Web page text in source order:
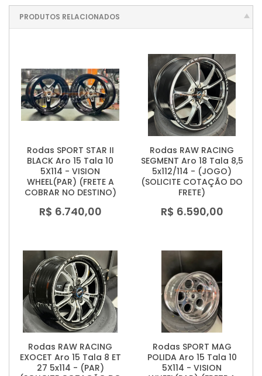
PRODUTOS RELACIONADOS
Rodas SPORT STAR II
BLACK Aro 15 Tala 10
5X114 - VISION
WHEEL(PAR) (FRETE A
COBRAR NO DESTINO)
R$ 6.740,00
Rodas RAW RACING
SEGMENT Aro 18 Tala 8,5
5x112/114 - (JOGO)
(SOLICITE COTAÇÃO DO
FRETE)
R$ 6.590,00
Rodas RAW RACING
EXOCET Aro 15 Tala 8 ET
27 5x114 - (PAR)
Rodas SPORT MAG
POLIDA Aro 15 Tala 10
5X114 - VISION